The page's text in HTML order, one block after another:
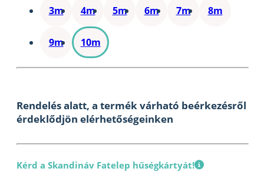
3m 4m 5m 6m 7m 8m
9m 10m
Rendelés alatt, a termék várható beérkezésről
érdeklődjön elérhetőségeinken
Kérd a Skandináv Fatelep hűségkártyát!